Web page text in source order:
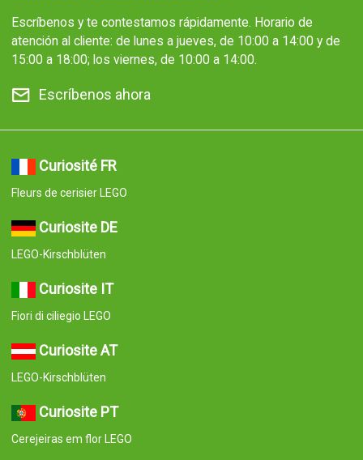
Escríbenos y te contestamos rápidamente. Horario de
atención al cliente: de lunes a jueves, de 10:00 a 14:00 y de
15:00 a 18:00; los viernes, de 10:00 a 14:00.
Escríbenos ahora
Curiosité FR
Fleurs de cerisier LEGO
Curiosite DE
LEGO-Kirschblüten
Curiosite IT
Fiori di ciliegio LEGO
Curiosite AT
LEGO-Kirschblüten
Curiosite PT
Cerejeiras em flor LEGO